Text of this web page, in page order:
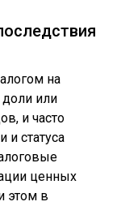
на
или
и часто
и статуса
ценных
этом в